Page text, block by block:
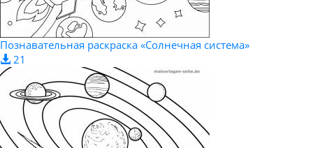
Познавательная раскраска «Солнечная система»
21